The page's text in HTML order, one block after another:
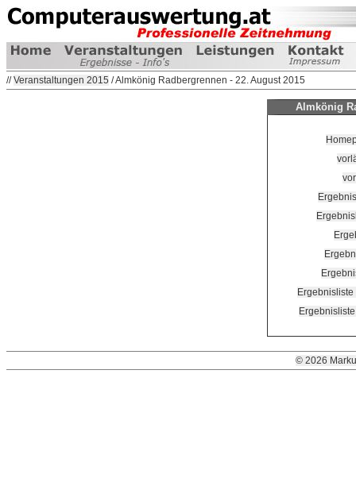
//Veranstaltungen 2015 / Almkönig Radbergrennen - 22. August 2015
Almkönig
Ergebnisliste
© 2026